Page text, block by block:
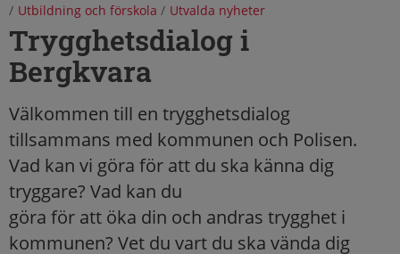
/ Utbildning och förskola / Utvalda nyheter
Trygghetsdialog i
Bergkvara
Välkommen till en trygghetsdialog
tillsammans med kommunen och Polisen.
Vad kan vi göra för att du ska känna dig
tryggare? Vad kan du
göra för att öka din och andras trygghet i
kommunen? Vet du vart du ska vända dig